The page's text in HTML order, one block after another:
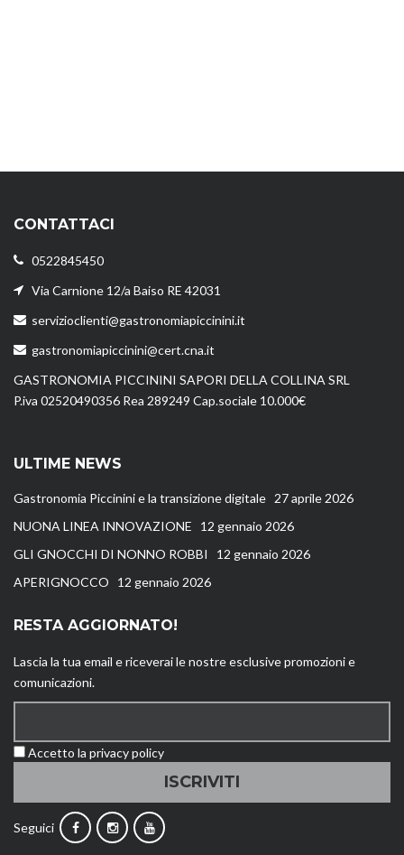
CONTATTACI
0522845450
Via Carnione 12/a Baiso RE 42031
servizioclienti@gastronomiapiccinini.it
gastronomiapiccinini@cert.cna.it
GASTRONOMIA PICCININI SAPORI DELLA COLLINA SRL
P.iva 02520490356 Rea 289249 Cap.sociale 10.000€
ULTIME NEWS
Gastronomia Piccinini e la transizione digitale 27 aprile 2026
NUONA LINEA INNOVAZIONE
12 gennaio 2026
GLI GNOCCHI DI NONNO ROBBI
12 gennaio 2026
APERIGNOCCO
12 gennaio 2026
RESTA AGGIORNATO!
Lascia la tua email e riceverai le nostre esclusive promozioni e
comunicazioni.
Accetto la privacy policy
Seguici